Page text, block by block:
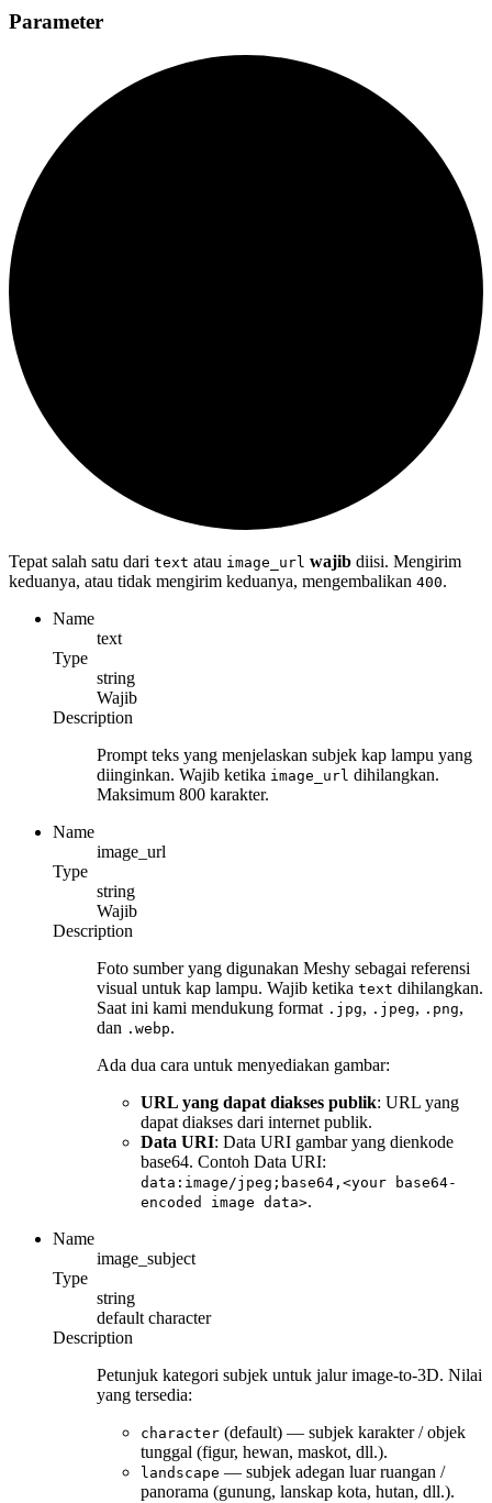
Parameter
Tepat salah satu dari text atau image_url wajib diisi. Mengirim
keduanya, atau tidak mengirim keduanya, mengembalikan 400.
Name
text
Type
string
Wajib
Description
Prompt teks yang menjelaskan subjek kap lampu yang
diinginkan. Wajib ketika image_url dihilangkan.
Maksimum 800 karakter.
Name
image_url
Type
string
Wajib
Description
Foto sumber yang digunakan Meshy sebagai referensi
visual untuk kap lampu. Wajib ketika text dihilangkan.
Saat ini kami mendukung format .jpg, .jpeg, .png,
dan .webp.
Ada dua cara untuk menyediakan gambar:
URL yang dapat diakses publik: URL yang
dapat diakses dari internet publik.
Data URI: Data URI gambar yang dienkode
base64. Contoh Data URI:
data:image/jpeg;base64,<your base64-
encoded image data>.
Name
image_subject
Type
string
default character
Description
Petunjuk kategori subjek untuk jalur image-to-3D. Nilai
yang tersedia:
character (default) — subjek karakter / objek
tunggal (figur, hewan, maskot, dll.).
landscape — subjek adegan luar ruangan /
panorama (gunung, lanskap kota, hutan, dll.).